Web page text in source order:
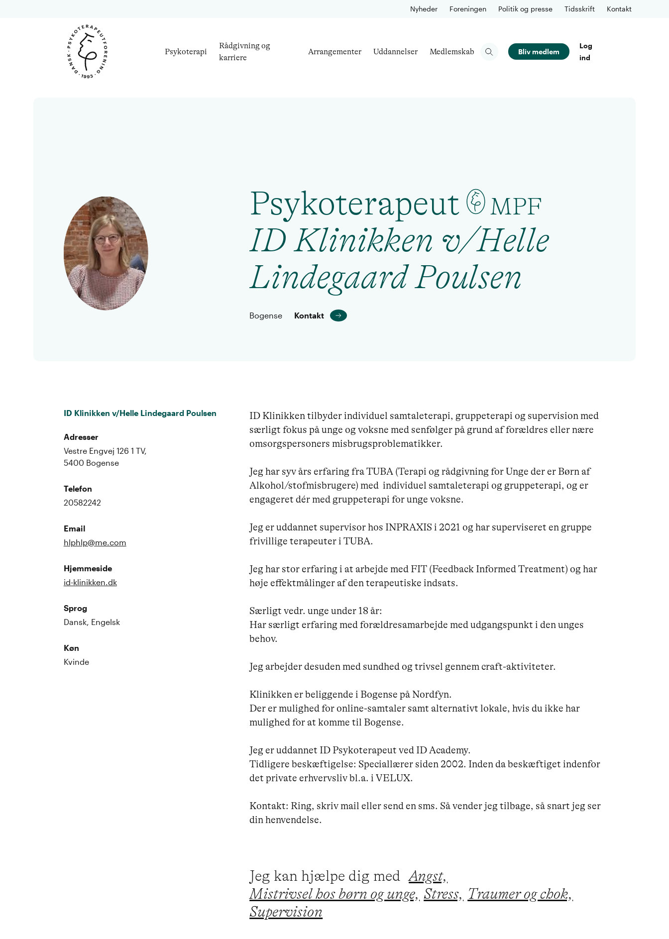
Nyheder Foreningen Politik og presse Tidsskrift Kontakt
Psykoterapi
Rådgivning og
karriere
Arrangementer Uddannelser Medlemskab Bliv medlem
Log
ind
Psykoterapeut MPF
ID Klinikken v/Helle
Lindegaard Poulsen
Bogense Kontakt
ID Klinikken v/Helle Lindegaard Poulsen
Adresser
Vestre Engvej 126 1 TV,
5400 Bogense
Telefon
20582242
Email
hlphlp@me.com
Hjemmeside
id-klinikken.dk
Sprog
Dansk, Engelsk
Køn
Kvinde
ID Klinikken tilbyder individuel samtaleterapi, gruppeterapi og supervision med
særligt fokus på unge og voksne med senfølger på grund af forældres eller nære
omsorgspersoners misbrugsproblematikker.
Jeg har syv års erfaring fra TUBA (Terapi og rådgivning for Unge der er Børn af
Alkohol/stofmisbrugere) med  individuel samtaleterapi og gruppeterapi, og er
engageret dér med gruppeterapi for unge voksne.
Jeg er uddannet supervisor hos INPRAXIS i 2021 og har superviseret en gruppe
frivillige terapeuter i TUBA.
Jeg har stor erfaring i at arbejde med FIT (Feedback Informed Treatment) og har
høje effektmålinger af den terapeutiske indsats.
Særligt vedr. unge under 18 år:
Har særligt erfaring med forældresamarbejde med udgangspunkt i den unges
behov.
Jeg arbejder desuden med sundhed og trivsel gennem craft-aktiviteter.
Klinikken er beliggende i Bogense på Nordfyn.
Der er mulighed for online-samtaler samt alternativt lokale, hvis du ikke har
mulighed for at komme til Bogense.
Jeg er uddannet ID Psykoterapeut ved ID Academy.
Tidligere beskæftigelse: Speciallærer siden 2002. Inden da beskæftiget indenfor
det private erhvervsliv bl.a. i VELUX.
Kontakt: Ring, skriv mail eller send en sms. Så vender jeg tilbage, så snart jeg ser
Jeg kan hjælpe dig med Angst,
Mistrivsel hos børn og unge, Stress, Traumer og chok,
Supervision